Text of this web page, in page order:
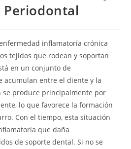
inflamatoria crónica
tejidos que rodean y soportan
en un conjunto de
acumulan entre el diente y la
se produce principalmente por
lo que favorece la formación
Con el tiempo, esta situación
que daña
de soporte dental. Si no se